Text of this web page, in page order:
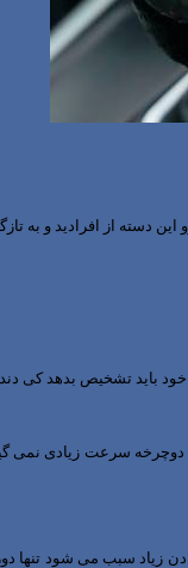
دسته از افرادید و به
باید تشخیص بدهد کی
سرعت زیادی نمی
سبب می شود تنها